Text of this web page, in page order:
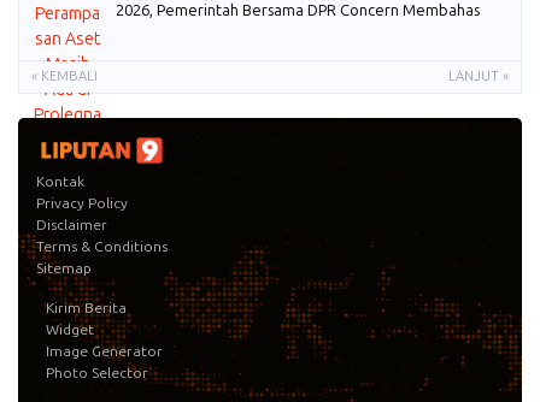
2026, Pemerintah Bersama DPR Concern Membahas
« KEMBALI LANJUT »
Kontak
Privacy Policy
Disclaimer
Terms & Conditions
Sitemap
Kirim Berita
Widget
Image Generator
Photo Selector